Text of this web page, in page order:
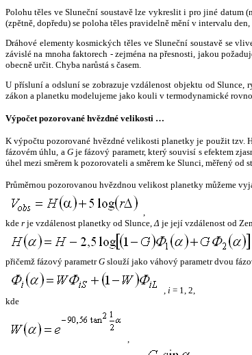
Polohu těles ve Sluneční soustavě lze vykreslit i pro jiné datum
(zpětně, dopředu) se poloha těles pravidelně mění v intervalu
Dráhové elementy kosmických těles ve Sluneční soustavě se
závislé na mnoha faktorech - zejména na přesnosti, jakou
obecně určit. Chyba narůstá s časem.
U přísluní a odsluní se zobrazuje vzdálenost objektu od
zákon a planetku modelujeme jako kouli v termodynamické
Výpočet pozorované hvězdné velikosti …
K výpočtu pozorované hvězdné velikosti planetky je použit tzv.
fázovém úhlu, a Gje fázový parametr, který souvisí s efektem
úhel mezi směrem k pozorovateli a směrem ke Slunci, měřený
Průměrnou pozorovanou hvězdnou velikost planetky můžeme
,
kde r je vzdálenost planetky od Slunce,Δ je její vzdálenost od
přičemž fázový parametrG slouží jako váhový parametr dvou
, i = 1, 2,
kde
,